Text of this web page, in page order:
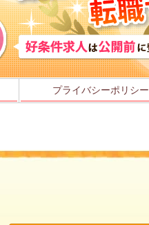
プライバシーポリシー